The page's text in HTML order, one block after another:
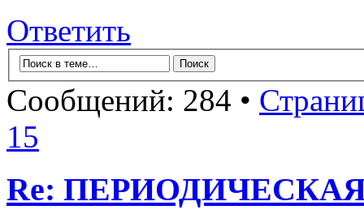
Ответить
Сообщений: 284 •
15
Re: